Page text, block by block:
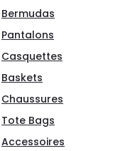
Bermudas
Pantalons
Casquettes
Baskets
Chaussures
Tote Bags
Accessoires